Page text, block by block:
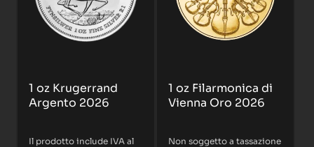
1 oz Krugerrand
Argento 2026
Il prodotto include IVA al
1 oz Filarmonica di
Vienna Oro 2026
Non soggetto a tassazione